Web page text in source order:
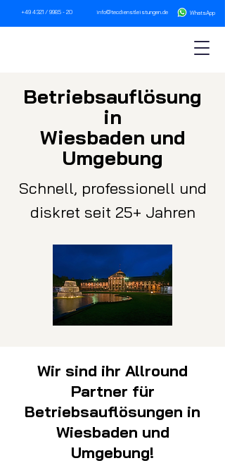
+49 4321 / 9985 - 20 info@tecdienstleistungen.de WhatsApp
Betriebsauflösung
in
Wiesbaden und
Umgebung
Schnell, professionell und
diskret seit 25+ Jahren
Wir sind ihr Allround
Partner für
Betriebsauflösungen in
Wiesbaden und
Umgebung!